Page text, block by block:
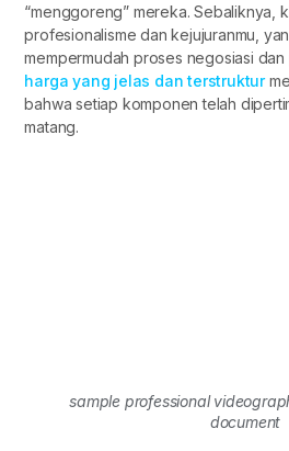
“menggoreng” mereka. Sebaliknya,
profesionalisme dan kejujuranmu,
mempermudah proses negosiasi dan
harga yang jelas dan terstruktur
bahwa setiap komponen telah
matang.
sample professional
document